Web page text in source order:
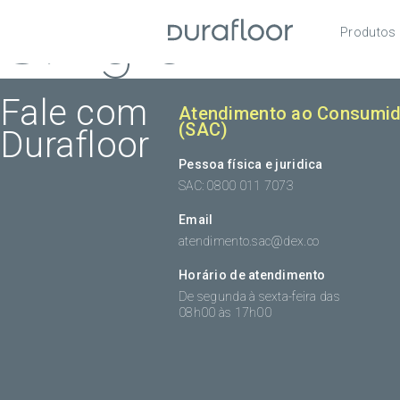
Produtos
Single
Fale com
Durafloor
Atendimento ao
(SAC)
Pessoa física e juridica
SAC: 0800 011 7073
Email
atendimento.sac@dex.co
Horário de atendimento
De segunda à sexta-feira das
08h00 às 17h00